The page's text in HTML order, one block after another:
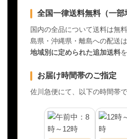
全国一律送料無料（一部
国内の全品について送料は無
島県・沖縄県・離島への配送
地域別に定められた追加送料
お届け時間帯のご指定
佐川急便にて、以下の時間帯